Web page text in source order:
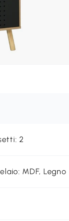
2
MDF, Legno